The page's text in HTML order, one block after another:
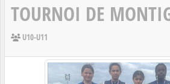
TOURNOI DE
U10-U11